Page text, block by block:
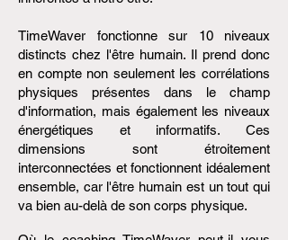
TimeWaver fonctionne sur 10 niveaux
distincts chez l'être humain. Il prend donc
en compte non seulement les corrélations
physiques présentes dans le champ
d'information, mais également les niveaux
énergétiques et informatifs. Ces
dimensions sont étroitement
interconnectées et fonctionnent idéalement
ensemble, car l'être humain est un tout qui
va bien au-delà de son corps physique.